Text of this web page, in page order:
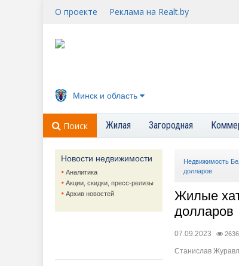
О проекте Реклама на Realt.by
Минск и область
Поиск Жилая Загородная
Новости недвижимости
Аналитика
Акции, скидки, пресс-релизы
Архив новостей
Недвижимость
долларов
Жилые
долларов
07.09.2023
Станислав